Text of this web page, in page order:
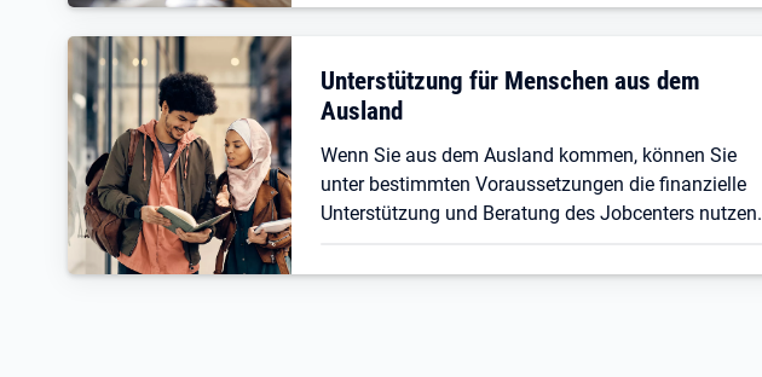
Unterstützung für Menschen aus dem
Ausland
Wenn Sie aus dem Ausland kommen, können Sie
unter bestimmten Voraussetzungen die finanzielle
Unterstützung und Beratung des Jobcenters nutzen.